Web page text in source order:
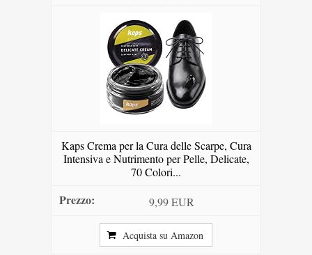
Kaps Crema per la Cura delle Scarpe, Cura
Intensiva e Nutrimento per Pelle, Delicate,
70 Colori...
9,99 EUR
Acquista su Amazon